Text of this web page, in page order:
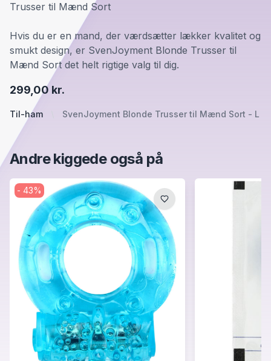
Til-ham SvenJoyment Blonde Trusser til Mænd Sort - L
299,00 kr.
Trusser til Mænd Sort
Hvis du er en mand, der værdsætter lækker kvalitet og
smukt design, er SvenJoyment Blonde Trusser til
Mænd Sort det helt rigtige valg til dig.
Andre kiggede også på
- 43%